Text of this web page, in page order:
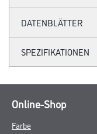
DATENBLÄTTER
SPEZIFIKATIONEN
Online-Shop
Farbe